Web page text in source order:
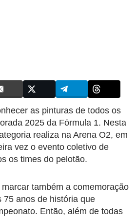
as pinturas de todos os
2025 da Fórmula 1. Nesta
realiza na Arena O2, em
vez o evento coletivo de
os times do pelotão.
também a comemoração
75 anos de história que
Então, além de todas